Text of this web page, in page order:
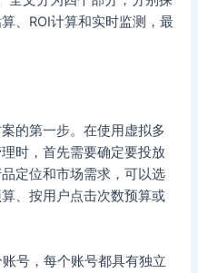
、ROI计算和实时监测，最
的第一步。在使用虚拟多
时，首先需要确定要投放
定位和市场需求，可以选
、按用户点击次数预算或
号，每个账号都具有独立